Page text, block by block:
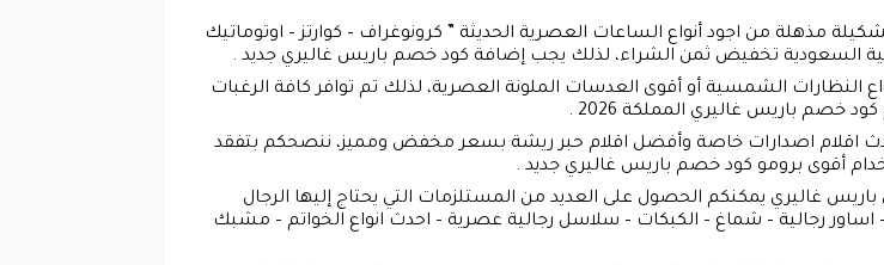
مذهلة من اجود أنواع الساعات العصرية الحديثة ” كرونوغراف – كوارتز – اوتوماتيك
السعودية تخفيض ثمن الشراء، لذلك يجب إضافة كود خصم باريس غاليري جديد .
الشمسية أو أقوى العدسات الملونة العصرية، لذلك تم توافر كافة الرغبات
باريس غاليري المملكة 2026 .
اقلام اصدارات خاصة وأفضل اقلام حبر ريشة بسعر مخفض ومميز، ننصحكم بتفقد
أقوى برومو كود خصم باريس غاليري جديد .
غاليري يمكنكم الحصول على العديد من المستلزمات التي يحتاج إليها الرجال
اساور رجالية – شماغ – الكبكات – سلاسل رجالية عصرية – احدث انواع الخواتم – مشبك